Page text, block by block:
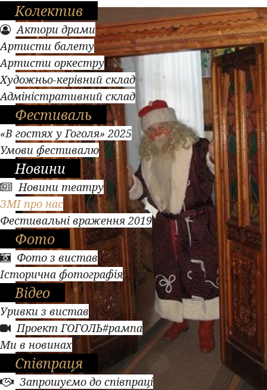
Колектив
Актори драми
Артисти балету
Артисти оркестру
Художньо-керівний склад
Адміністративний склад
Фестиваль
«В гостях у Гоголя» 2025
Умови фестивалю
Новини
Новини театру
ЗМІ про нас
Фестивальні враження 2019
Фото
Фото з вистав
Історична фотографія
Відео
Уривки з вистав
Проект ГОГОЛЬ#рампа
Ми в новинах
Співпраця
Запрошуємо до співпраці